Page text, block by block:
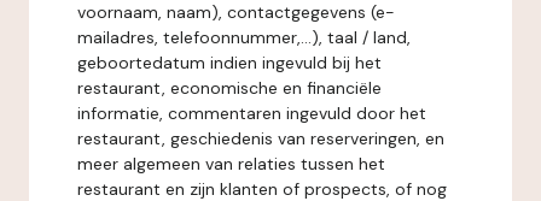
voornaam, naam), contactgegevens (e-
mailadres, telefoonnummer,...), taal / land,
geboortedatum indien ingevuld bij het
restaurant, economische en financiële
informatie, commentaren ingevuld door het
restaurant, geschiedenis van reserveringen, en
meer algemeen van relaties tussen het
restaurant en zijn klanten of prospects, of nog